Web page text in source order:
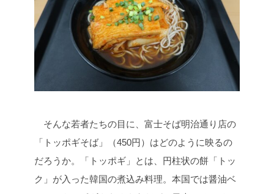
そんな若者たちの目に、富士そば明治通り店の
「トッポギそば」（450円）はどのように映るの
だろうか。「トッポギ」とは、円柱状の餅「トッ
ク」が入った韓国の煮込み料理。本国では醤油ベ